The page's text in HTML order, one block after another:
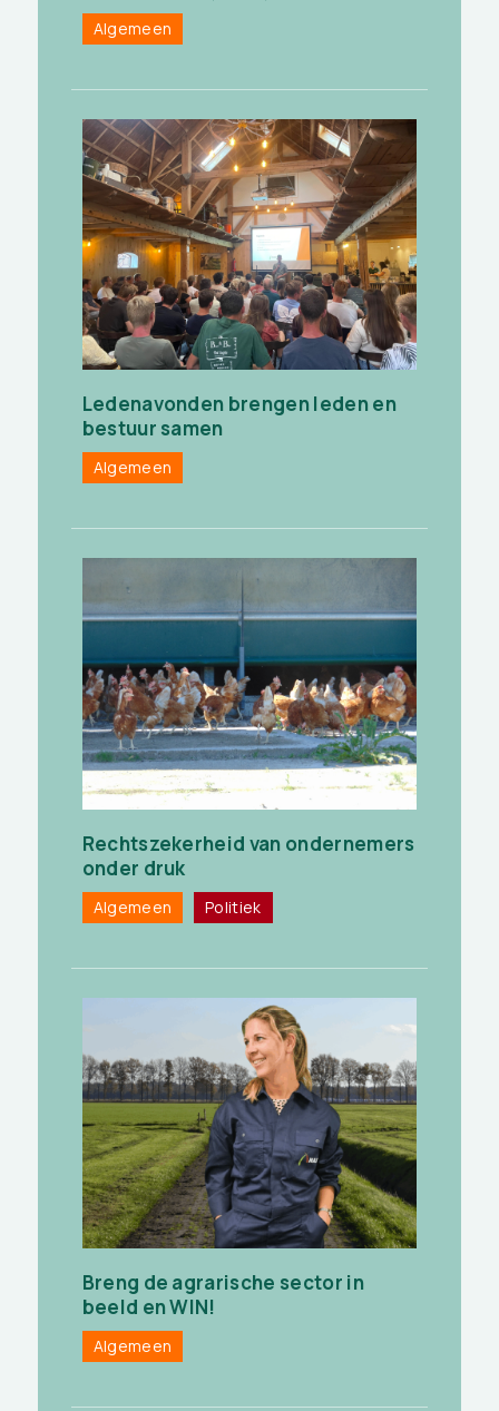
Algemeen
Ledenavonden brengen leden en
bestuur samen
Algemeen
Rechtszekerheid van ondernemers
onder druk
Algemeen Politiek
Breng de agrarische sector in
beeld en WIN!
Algemeen